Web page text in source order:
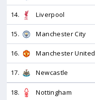
14. Liverpool
15. Manchester City
16. Manchester United
17. Newcastle
18. Nottingham